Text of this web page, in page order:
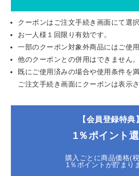
クーポンはご注文手続き画面にて選
お一人様１回限り有効です。
一部のクーポン対象外商品にはご使
他のクーポンとの併用はできません。
既にご使用済みの場合や使用条件を
ご注文手続き画面にクーポンは表示
【会員登録特典】
1％ポイント
購入ごとに商品価格(
1％ポイントが貯まり